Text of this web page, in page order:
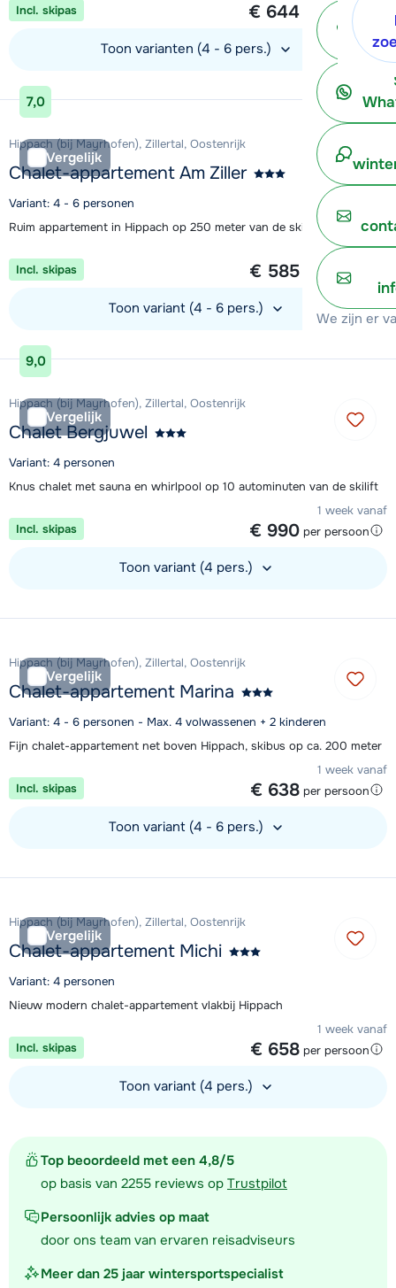
We zijn er
Top beoordeeld met een 4,8/5
op basis van 2255 reviews op Trustpilot
Persoonlijk advies op maat
door ons team van ervaren reisadviseurs
Meer dan 25 jaar wintersportspecialist
€ 644 per persoon
Incl. skipas
Toon varianten (4 - 6 pers.)
Bekijk accommodatie
7,0
Vergelijk
Hippach (bij Mayrhofen), Zillertal, Oostenrijk
Chalet-appartement Am Ziller
Variant: 4 - 6 personen
Ruim appartement in Hippach op 250 meter van de skibus
1 week vanaf
€ 585 per persoon
Incl. skipas
Toon variant (4 - 6 pers.)
Bekijk accommodatie
9,0
Vergelijk
Hippach (bij Mayrhofen), Zillertal, Oostenrijk
Chalet Bergjuwel
Variant: 4 personen
Knus chalet met sauna en whirlpool op 10 autominuten van de skilift
1 week vanaf
€ 990 per persoon
Incl. skipas
Toon variant (4 pers.)
Vergelijk
Hippach (bij Mayrhofen), Zillertal, Oostenrijk
Chalet-appartement Marina
Variant: 4 - 6 personen - Max. 4 volwassenen + 2 kinderen
Fijn chalet-appartement net boven Hippach, skibus op ca. 200 meter
1 week vanaf
€ 638 per persoon
Incl. skipas
Toon variant (4 - 6 pers.)
Vergelijk
Hippach (bij Mayrhofen), Zillertal, Oostenrijk
Chalet-appartement Michi
Variant: 4 personen
Nieuw modern chalet-appartement vlakbij Hippach
1 week vanaf
€ 658 per persoon
Incl. skipas
Toon variant (4 pers.)